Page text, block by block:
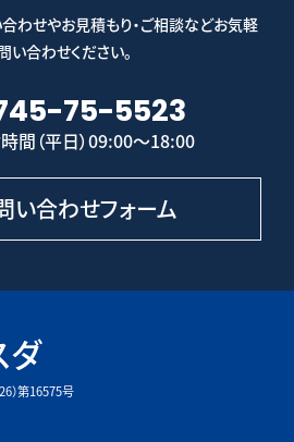
わせやお見積もり・ご相談などお気軽
い合わせください。
75-5523
間（平日）09:00～18:00
い合わせフォーム
ダ
）第16575号